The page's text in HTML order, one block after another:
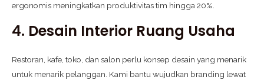
ergonomis meningkatkan produktivitas tim hingga 20%.
4. Desain Interior Ruang Usaha
Restoran, kafe, toko, dan salon perlu konsep desain yang menarik
untuk menarik pelanggan. Kami bantu wujudkan branding lewat